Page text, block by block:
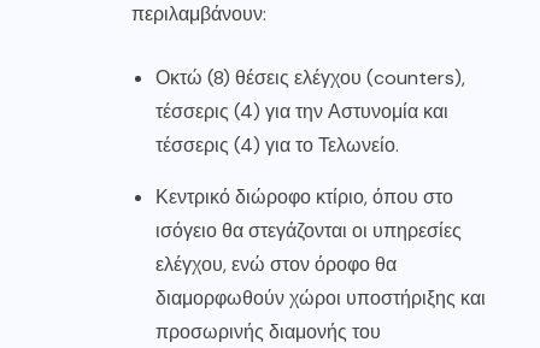
περιλαμβάνουν:
Οκτώ (8) θέσεις ελέγχου (counters),
τέσσερις (4) για την Αστυνομία και
τέσσερις (4) για το Τελωνείο.
Κεντρικό διώροφο κτίριο, όπου στο
ισόγειο θα στεγάζονται οι υπηρεσίες
ελέγχου, ενώ στον όροφο θα
διαμορφωθούν χώροι υποστήριξης και
προσωρινής διαμονής του